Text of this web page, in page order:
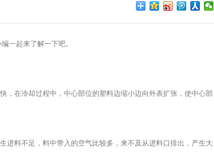
一起来了解一下吧。
，在冷却过程中，中心部位的塑料边缩小边向外表扩张，使中心部
进料不足，料中带入的空气比较多，来不及从进料口排出，产生大